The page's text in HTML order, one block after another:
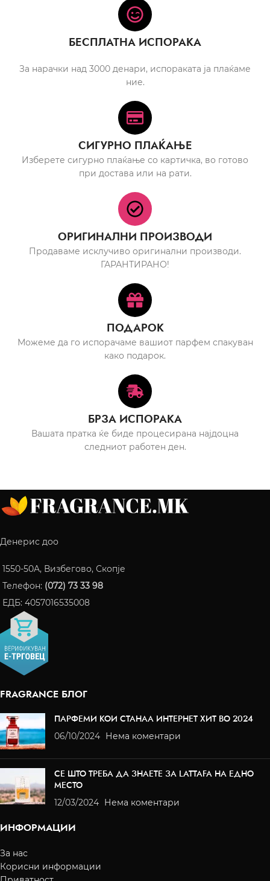
БЕСПЛАТНА ИСПОРАКА
За нарачки над 3000 денари, испораката ја плаќаме
ние.
СИГУРНО ПЛАЌАЊЕ
Изберете сигурно плаќање со картичка, во готово
при достава или на рати.
ОРИГИНАЛНИ ПРОИЗВОДИ
Продаваме исклучиво оригинални производи.
ГАРАНТИРАНО!
ПОДАРОК
Можеме да го испорачаме вашиот парфем спакуван
како подарок.
БРЗА ИСПОРАКА
Вашата пратка ќе биде процесирана најдоцна
следниот работен ден.
Денерис доо
1550-50A, Визбегово, Скопје
Телефон: (072) 73 33 98
ЕДБ: 4057016535008
FRAGRANCE БЛОГ
ПАРФЕМИ КОИ СТАНАА ИНТЕРНЕТ ХИТ ВО 2024
06/10/2024 Нема коментари
СЕ ШТО ТРЕБА ДА ЗНАЕТЕ ЗА LATTAFA НА ЕДНО
МЕСТО
12/03/2024 Нема коментари
ИНФОРМАЦИИ
За нас
Корисни информации